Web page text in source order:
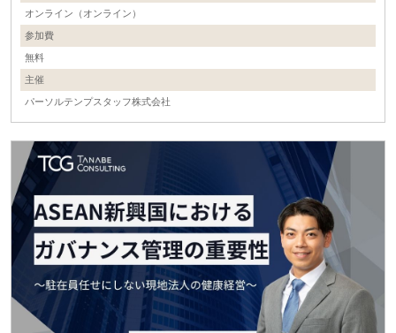
オンライン（オンライン）
参加費
無料
主催
パーソルテンプスタッフ株式会社